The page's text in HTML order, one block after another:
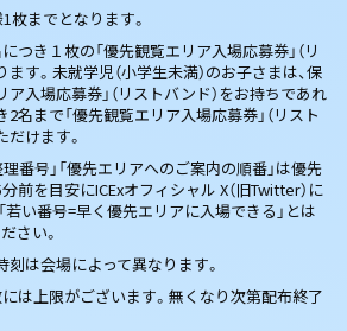
枚までとなります。
つき１枚の「優先観覧エリア入場応募券」（リ
す。未就学児（小学生未満）のお子さまは、保
入場応募券」（リストバンド）をお持ちであれ
名まで「優先観覧エリア入場応募券」（リスト
だけます。
番号」「優先エリアへのご案内の順番」は優先
前を目安にICExオフィシャル X（旧Twitter）に
若い番号=早く優先エリアに入場できる」とは
さい。
刻は会場によって異なります。
は上限がございます。無くなり次第配布終了